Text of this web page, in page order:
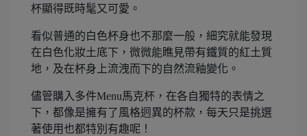
杯顯得既時髦又可愛。
看似普通的白色杯身也不那麼一般，細究就能發現
在白色化妝土底下，微微能瞧見帶有鐵質的紅土質
地，及在杯身上流洩而下的自然流釉變化。
儘管購入多件Menu馬克杯，在各自獨特的表情之
下，都像是擁有了風格迥異的杯款，每天只是挑選
著使用也都特別有趣呢！